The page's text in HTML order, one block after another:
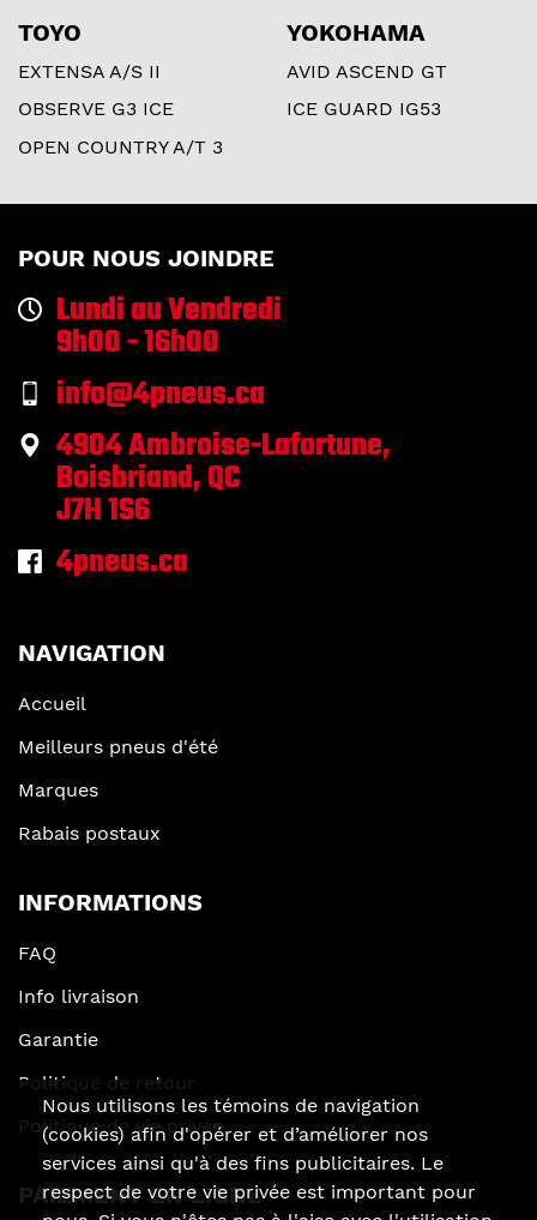
TOYO
EXTENSA A/S II
OBSERVE G3 ICE
OPEN COUNTRY A/T 3
YOKOHAMA
AVID ASCEND GT
ICE GUARD IG53
POUR NOUS JOINDRE
Lundi au Vendredi
9h00 - 16h00
info@4pneus.ca
4904 Ambroise-Lafortune,
Boisbriand, QC
J7H 1S6
4pneus.ca
NAVIGATION
Accueil
Meilleurs pneus d'été
Marques
Rabais postaux
INFORMATIONS
FAQ
Info livraison
Garantie
Politique de retour
Politique de vie privée
PAIEMENT EN LIGNE
Nous utilisons les témoins de navigation
(cookies) afin d'opérer et d’améliorer nos
services ainsi qu'à des fins publicitaires. Le
respect de votre vie privée est important pour